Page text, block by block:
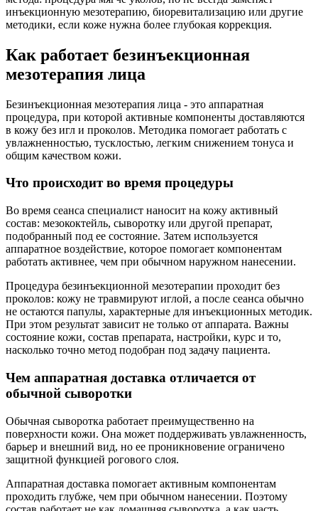
инъекционную мезотерапию, биоревитализацию или другие
методики, если коже нужна более глубокая коррекция.
Как работает безинъекционная
мезотерапия лица
Безинъекционная мезотерапия лица - это аппаратная
процедура, при которой активные компоненты доставляются
в кожу без игл и проколов. Методика помогает работать с
увлажненностью, тусклостью, легким снижением тонуса и
общим качеством кожи.
Что происходит во время процедуры
Во время сеанса специалист наносит на кожу активный
состав: мезококтейль, сыворотку или другой препарат,
подобранный под ее состояние. Затем используется
аппаратное воздействие, которое помогает компонентам
работать активнее, чем при обычном наружном нанесении.
Процедура безинъекционной мезотерапии проходит без
проколов: кожу не травмируют иглой, а после сеанса обычно
не остаются папулы, характерные для инъекционных методик.
При этом результат зависит не только от аппарата. Важны
состояние кожи, состав препарата, настройки, курс и то,
насколько точно метод подобран под задачу пациента.
Чем аппаратная доставка отличается от
обычной сыворотки
Обычная сыворотка работает преимущественно на
поверхности кожи. Она может поддерживать увлажненность,
барьер и внешний вид, но ее проникновение ограничено
защитной функцией рогового слоя.
Аппаратная доставка помогает активным компонентам
проходить глубже, чем при обычном нанесении. Поэтому